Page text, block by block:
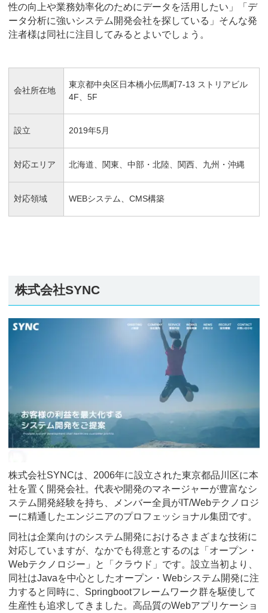
性の向上や業務効率化のためにデータを活用したい」「デ
ータ分析に強いシステム開発会社を探している」そんな発
注者様は同社に注目してみるとよいでしょう。
会社所在地
東京都中央区日本橋小伝馬町7-13 ストリアビル
4F、5F
設立 2019年5月
対応エリア 北海道、関東、中部・北陸、関西、九州・沖縄
対応領域 WEBシステム、CMS構築
株式会社SYNC
株式会社SYNCは、2006年に設立された東京都品川区に本
社を置く開発会社。代表や開発のマネージャーが豊富なシ
ステム開発経験を持ち、メンバー全員がIT/Webテクノロジ
ーに精通したエンジニアのプロフェッショナル集団です。
同社は企業向けのシステム開発におけるさまざまな技術に
対応していますが、なかでも得意とするのは「オープン・
Webテクノロジー」と「クラウド」です。設立当初より、
同社はJavaを中心としたオープン・Webシステム開発に注
力すると同時に、Springbootフレームワーク群を駆使して
生産性も追求してきました。高品質のWebアプリケーショ